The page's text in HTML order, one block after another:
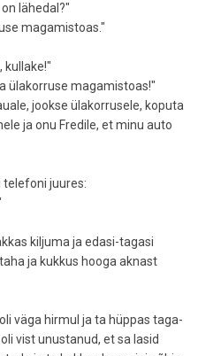
lähedal?"
magamistoas."
kullake!"
ülakorruse magamistoas!"
jookse ülakorrusele, koputa
ja onu Fredile, et minu auto
telefoni juures:
kiljuma ja edasi-tagasi
ja kukkus hooga aknast
väga hirmul ja ta hüppas taga-
vist unustanud, et sa lasid